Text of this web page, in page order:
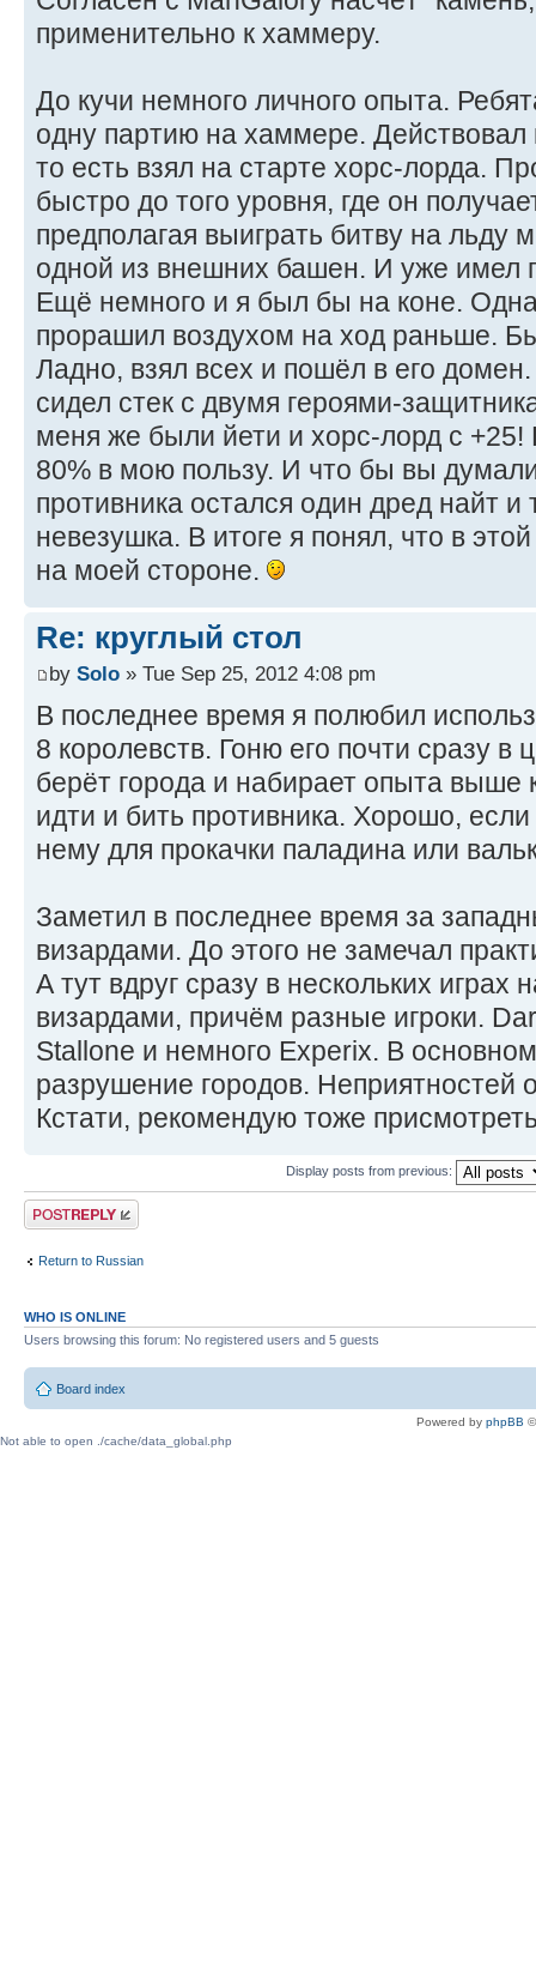
применительно к хаммеру.
До кучи немного личного опыта.
одну партию на хаммере. Действовал
то есть взял на старте хорс-лорда.
быстро до того уровня, где он
предполагая выиграть битву на льду
одной из внешних башен. И уже имел
Ещё немного и я был бы на коне.
прорашил воздухом на ход раньше.
Ладно, взял всех и пошёл в его
сидел стек с двумя героями-
меня же были йети и хорс-лорд с
80% в мою пользу. И что бы вы
противника остался один дред найт
невезушка. В итоге я понял, что в
на моей стороне.
Re: круглый стол
by Solo » Tue Sep 25, 2012 4:08 pm
В последнее время я полюбил
8 королевств. Гоню его почти сразу в
берёт города и набирает опыта
идти и бить противника. Хорошо,
нему для прокачки паладина или
Заметил в последнее время за
визардами. До этого не замечал
А тут вдруг сразу в нескольких играх
визардами, причём разные игроки.
Stallone и немного Experix. В
разрушение городов. Неприятностей
Кстати, рекомендую тоже
Display posts from previous:
Post a reply
Return to Russian
WHO IS ONLINE
Users browsing this forum: No registered users and 5 guests
Board index
Powered by phpBB
Not able to open ./cache/data_global.php